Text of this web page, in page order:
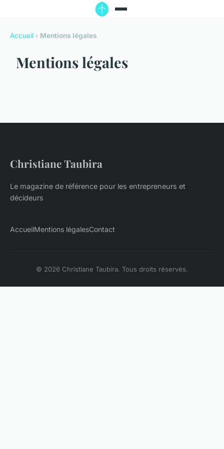
Accueil › Mentions légales
Mentions légales
Christiane Taubira
Le magazine de référence pour les entrepreneurs et
décideurs
AccueilMentions légalesContact
© 2026 Christiane Taubira. Tous droits réservés.